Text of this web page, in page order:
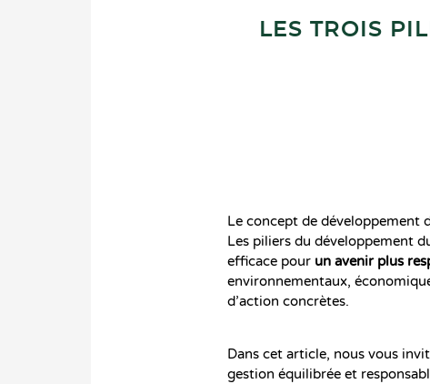
LES TROIS
Le concept de développement
Les piliers du développement
efficace pour un avenir plus
environnementaux,
d’action concrètes.
Dans cet article, nous vous
gestion équilibrée et